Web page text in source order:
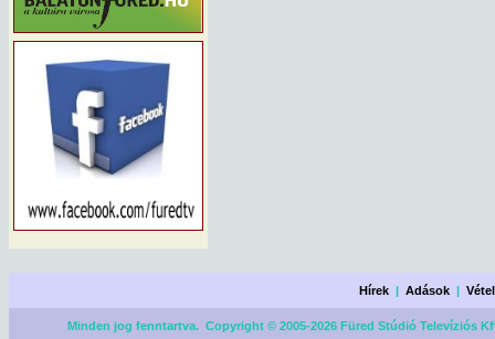
Hírek |Adások |
Minden jog fenntartva. Copyright © 2005-2026 Füred Stúdió Televíziós